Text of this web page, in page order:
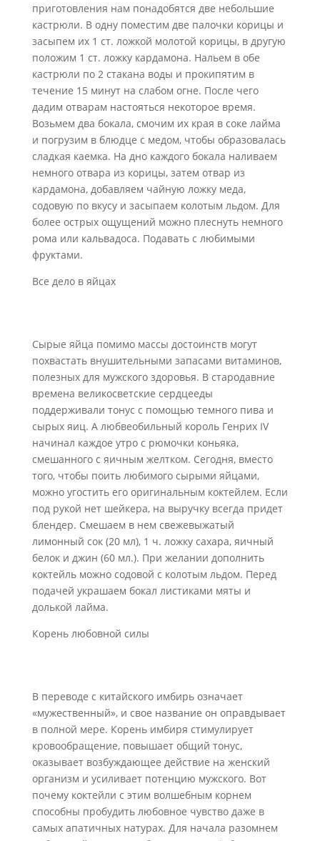
приготовления нам понадобятся две небольшие
кастрюли. В одну поместим две палочки корицы и
засыпем их 1 ст. ложкой молотой корицы, в другую
положим 1 ст. ложку кардамона. Нальем в обе
кастрюли по 2 стакана воды и прокипятим в
течение 15 минут на слабом огне. После чего
дадим отварам настояться некоторое время.
Возьмем два бокала, смочим их края в соке лайма
и погрузим в блюдце с медом, чтобы образовалась
сладкая каемка. На дно каждого бокала наливаем
немного отвара из корицы, затем отвар из
кардамона, добавляем чайную ложку меда,
содовую по вкусу и засыпаем колотым льдом. Для
более острых ощущений можно плеснуть немного
рома или кальвадоса. Подавать с любимыми
фруктами.
Все дело в яйцах
Сырые яйца помимо массы достоинств могут
похвастать внушительными запасами витаминов,
полезных для мужского здоровья. В стародавние
времена великосветские сердцееды
поддерживали тонус с помощью темного пива и
сырых яиц. А любвеобильный король Генрих IV
начинал каждое утро с рюмочки коньяка,
смешанного с яичным желтком. Сегодня, вместо
того, чтобы поить любимого сырыми яйцами,
можно угостить его оригинальным коктейлем. Если
под рукой нет шейкера, на выручку всегда придет
блендер. Смешаем в нем свежевыжатый
лимонный сок (20 мл), 1 ч. ложку сахара, яичный
белок и джин (60 мл.). При желании дополнить
коктейль можно содовой с колотым льдом. Перед
подачей украшаем бокал листиками мяты и
долькой лайма.
Корень любовной силы
В переводе с китайского имбирь означает
«мужественный», и свое название он оправдывает
в полной мере. Корень имбиря стимулирует
кровообращение, повышает общий тонус,
оказывает возбуждающее действие на женский
организм и усиливает потенцию мужского. Вот
почему коктейли с этим волшебным корнем
способны пробудить любовное чувство даже в
самых апатичных натурах. Для начала разомнем